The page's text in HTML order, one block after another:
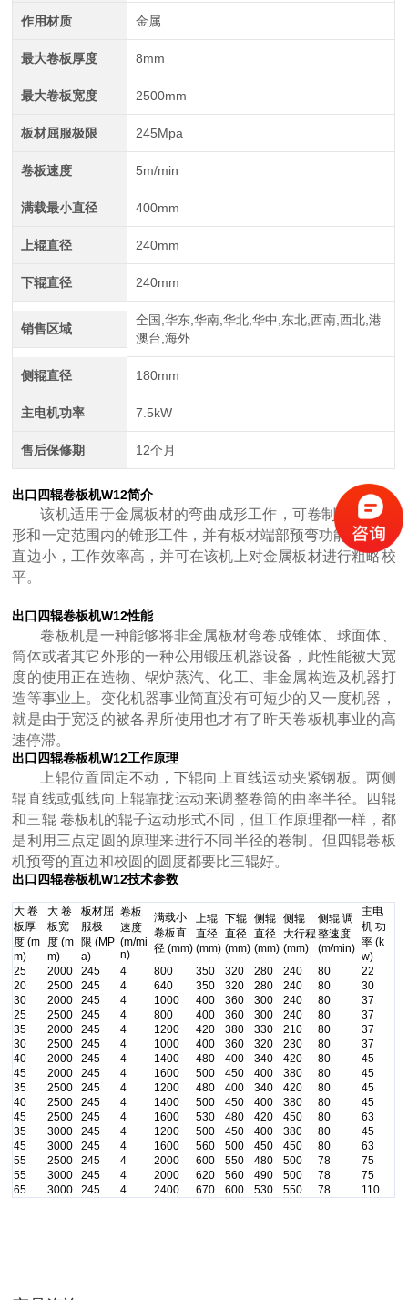
四辊卷板机生产厂家 20年新四轴卷圆机报价
大型卷板机厂家供应 四辊液压卷板设备
U形弯弧机 椭圆形弯滚机 弹簧型滚圆机
隧道桥梁拱架弯拱机 液压对称式弯曲机
作用材质 金属
最大卷板厚度 8mm
最大卷板宽度 2500mm
板材屈服极限 245Mpa
卷板速度 5m/min
满载最小直径 400mm
上辊直径 240mm
下辊直径 240mm
销售区域
全国,华东,华南,华北,华中,东北,西南,西北,港
澳台,海外
侧辊直径 180mm
主电机功率 7.5kW
售后保修期 12个月
出口四辊卷板机W12简介
该机适用于金属板材的弯曲成形工作，可卷制圆形，弧
形和一定范围内的锥形工件，并有板材端部预弯功能，剩 余
直边小，工作效率高，并可在该机上对金属板材进行粗略校
平。
出口四辊卷板机W12性能
卷板机是一种能够将非金属板材弯卷成锥体、球面体、
筒体或者其它外形的一种公用锻压机器设备，此性能被大宽
度的使用正在造物、锅炉蒸汽、化工、非金属构造及机器打
造等事业上。变化机器事业简直没有可短少的又一度机器，
就是由于宽泛的被各界所使用也才有了昨天卷板机事业的高
速停滞。
出口四辊卷板机W12工作原理
上辊位置固定不动，下辊向上直线运动夹紧钢板。两侧
辊直线或弧线向上辊靠拢运动来调整卷筒的曲率半径。四辊
和三辊 卷板机的辊子运动形式不同，但工作原理都一样，都
是利用三点定圆的原理来进行不同半径的卷制。但四辊卷板
机预弯的直边和校圆的圆度都要比三辊好。
出口四辊卷板机W12技术参数
大 卷
板厚
度 (m
m)
大 卷
板宽
度 (m
m)
板材屈
服极
限 (MP
a)
卷板
速度
(m/mi
n)
满载小
卷板直
径 (mm)
上辊
直径
(mm)
下辊
直径
(mm)
侧辊
直径
(mm)
侧辊
大行程
(mm)
侧辊 调
整速度
(m/min)
主电
机 功
率 (k
w)
25
2000 245 4 800 350 320 280 240 80
22
20
2500 245 4 640 350 320 280 240 80
30
30
2000 245 4 1000 400 360 300 240 80
37
25
2500 245 4 800 400 360 300 240 80
37
35
2000 245 4 1200 420 380 330 210 80
37
30
2500 245 4 1000 400 360 320 230 80
37
40
2000 245 4 1400 480 400 340 420 80
45
45
2000 245 4 1600 500 450 400 380 80
45
35
2500 245 4 1200 480 400 340 420 80
45
40
2500 245 4 1400 500 450 400 380 80
45
45
2500 245 4 1600 530 480 420 450 80
63
35
3000 245 4 1200 500 450 400 380 80
45
45
3000 245 4 1600 560 500 450 450 80
63
55
2500 245 4 2000 600 550 480 500 78
75
55
3000 245 4 2000 620 560 490 500 78
75
65
3000 245 4 2400 670 600 530 550 78 110